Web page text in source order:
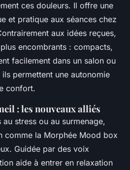
ces douleurs. Il offre une
et pratique aux séances chez
aux idées reçues,
encombrants : compacts,
facilement dans un salon ou
permettent une autonomie
confort.
: les nouveaux alliés
stress ou au surmenage,
comme la Morphée Mood box
Guidée par des voix
aide à entrer en relaxation